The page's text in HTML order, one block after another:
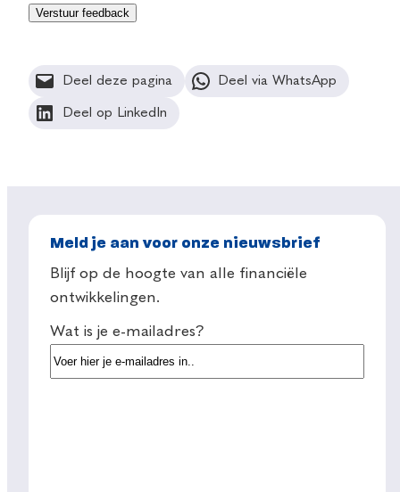
Deel deze pagina Deel via WhatsApp
Deel op LinkedIn
Meld je aan voor onze nieuwsbrief
Blijf op de hoogte van alle financiële
ontwikkelingen.
Wat is je e-mailadres?